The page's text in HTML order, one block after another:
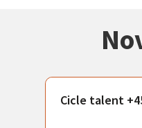
Cicle talent